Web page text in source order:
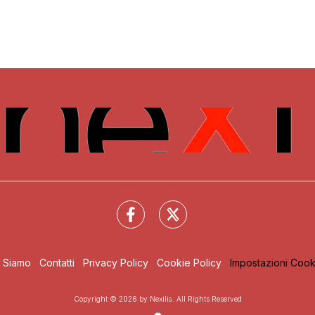
Siamo Contatti Privacy Policy Cookie Policy Impostazioni
Copyright © 2026 by Nexilia. All Rights Reserved